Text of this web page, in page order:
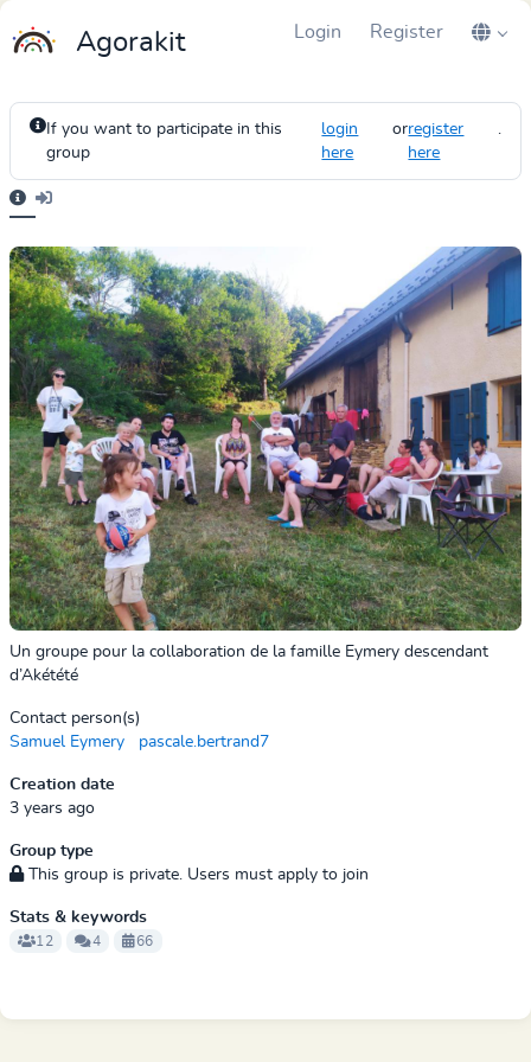
Agorakit Login Register
If you want to participate in this
group
login
here
orregister
here
.
Un groupe pour la collaboration de la famille Eymery descendant
d’Akétété
Contact person(s)
Samuel Eymery
pascale.bertrand7
Creation date
3 years ago
Group type
This group is private. Users must apply to join
Stats & keywords
12 4 66